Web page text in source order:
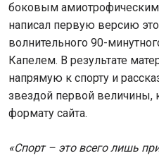
боковым
написал первую версию
волнительного 90-
Капелем. В результате
напрямую к спорту и
звездой первой величины,
формату сайта.
«Спорт – это всего лишь